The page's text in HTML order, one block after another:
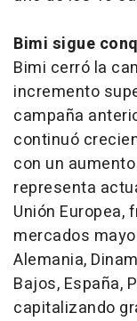
Bimi sigue
Bimi cerró la
incremento
campaña
continuó
con un
representa
Unión Europea,
mercados
Alemania,
Bajos, España,
capitalizando